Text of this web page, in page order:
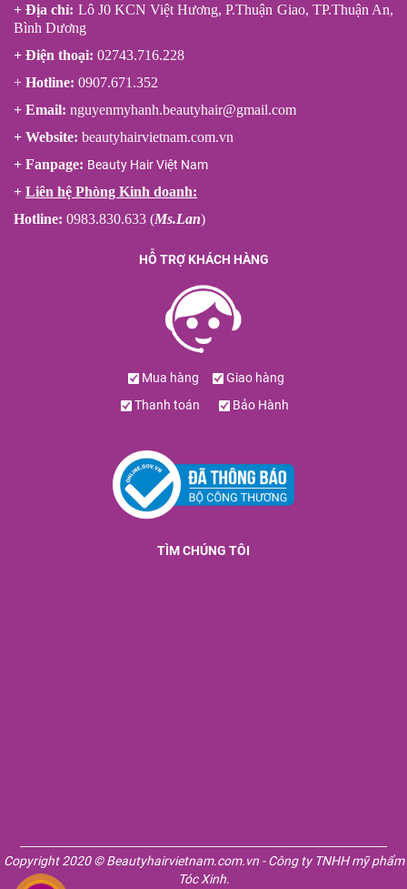
+ Địa chỉ: Lô J0 KCN Việt Hương, P.Thuận Giao, TP.Thuận An,
Bình Dương
+ Điện thoại: 02743.716.228
+ Hotline: 0907.671.352
+ Email: nguyenmyhanh.beautyhair@gmail.com
+ Website: beautyhairvietnam.com.vn
+ Fanpage: Beauty Hair Việt Nam
+ Liên hệ Phòng Kinh doanh:
Hotline: 0983.830.633 (Ms.Lan)
HỖ TRỢ KHÁCH HÀNG
Mua hàng
Giao hàng
Thanh toán
Bảo Hành
TÌM CHÚNG TÔI
Copyright 2020 © Beautyhairvietnam.com.vn - Công ty TNHH mỹ phẩm
Tóc Xinh.